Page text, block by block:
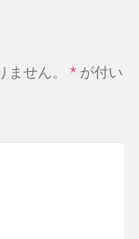
せん。 * が付い